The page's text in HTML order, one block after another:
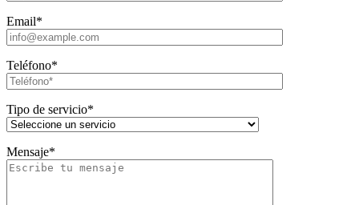
Email*
Teléfono*
Tipo de servicio*
Mensaje*